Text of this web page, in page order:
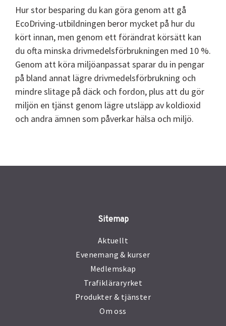
Hur stor besparing du kan göra genom att gå
EcoDriving-utbildningen beror mycket på hur du
kört innan, men genom ett förändrat körsätt kan
du ofta minska drivmedelsförbrukningen med 10 %.
Genom att köra miljöanpassat sparar du in pengar
på bland annat lägre drivmedelsförbrukning och
mindre slitage på däck och fordon, plus att du gör
miljön en tjänst genom lägre utsläpp av koldioxid
och andra ämnen som påverkar hälsa och miljö.
Sitemap
Aktuellt
Evenemang & kurser
Medlemskap
Trafikläraryrket
Produkter & tjänster
Om oss